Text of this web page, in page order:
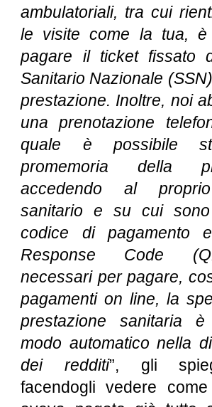
ambulatoriali, tra cui
le visite come la tua, è
pagare il ticket fissato
Sanitario Nazionale
prestazione. Inoltre, noi
una prenotazione
quale è possibile
promemoria della
accedendo al
sanitario e su cui
codice di pagamento
Response Code
necessari per pagare,
pagamenti on line, la
prestazione sanitaria
modo automatico nella
dei redditi”, gli
facendogli vedere